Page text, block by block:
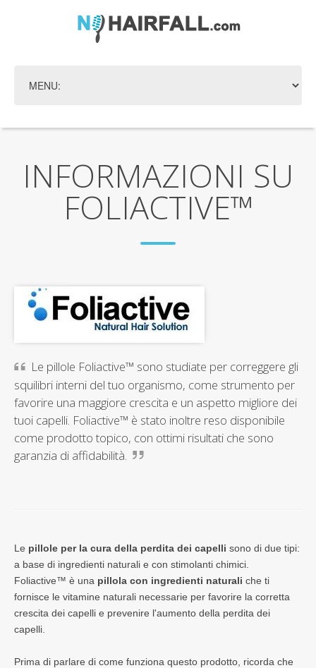
INFORMAZIONI SU
FOLIACTIVE™
Le pillole Foliactive™ sono studiate per correggere gli
squilibri interni del tuo organismo, come strumento per
favorire una maggiore crescita e un aspetto migliore dei
tuoi capelli. Foliactive™ è stato inoltre reso disponibile
come prodotto topico, con ottimi risultati che sono
garanzia di affidabilità.
Le pillole per la cura della perdita dei capelli sono di due tipi:
a base di ingredienti naturali e con stimolanti chimici.
Foliactive™ è una pillola con ingredienti naturali che ti
fornisce le vitamine naturali necessarie per favorire la corretta
crescita dei capelli e prevenire l'aumento della perdita dei
capelli.
Prima di parlare di come funziona questo prodotto, ricorda che